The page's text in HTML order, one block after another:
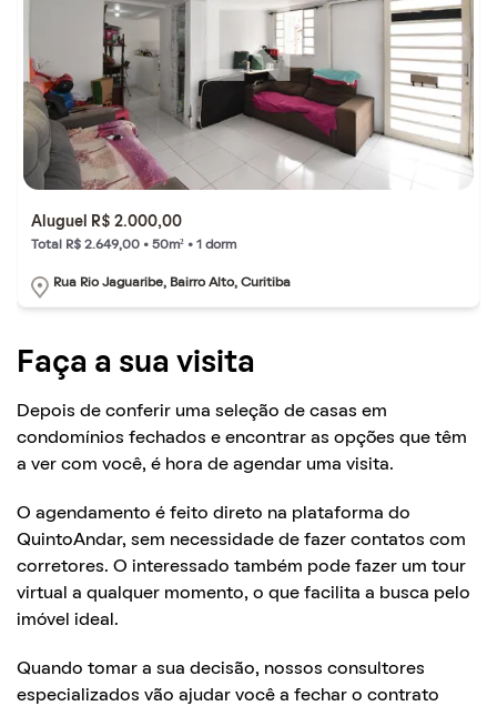
Aluguel R$ 2.000,00
Total R$ 2.649,00 • 50m² • 1 dorm
Rua Rio Jaguaribe, Bairro Alto, Curitiba
Faça a sua visita
Depois de conferir uma seleção de casas em
condomínios fechados e encontrar as opções que têm
a ver com você, é hora de agendar uma visita.
O agendamento é feito direto na plataforma do
QuintoAndar, sem necessidade de fazer contatos com
corretores. O interessado também pode fazer um tour
virtual a qualquer momento, o que facilita a busca pelo
imóvel ideal.
Quando tomar a sua decisão, nossos consultores
especializados vão ajudar você a fechar o contrato